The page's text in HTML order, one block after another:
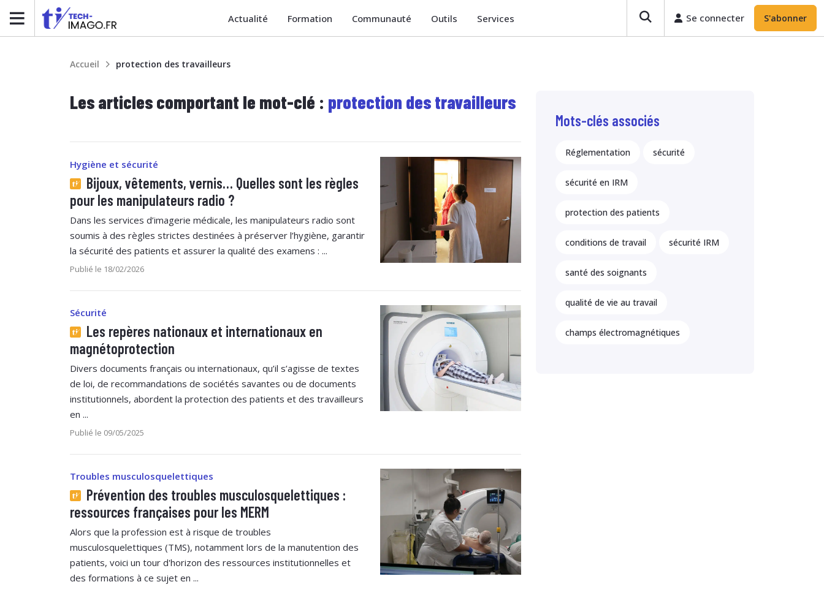
Actualité Formation Communauté Outils Services Se connecter S'abonner
Accueil protection des travailleurs
Les articles comportant le mot-clé : protection des travailleurs
Hygiène et sécurité
Bijoux, vêtements, vernis… Quelles sont les règles
pour les manipulateurs radio ?
Dans les services d’imagerie médicale, les manipulateurs radio sont
soumis à des règles strictes destinées à préserver l’hygiène, garantir
la sécurité des patients et assurer la qualité des examens : ...
Publié le 18/02/2026
Sécurité
Les repères nationaux et internationaux en
magnétoprotection
Divers documents français ou internationaux, qu’il s’agisse de textes
de loi, de recommandations de sociétés savantes ou de documents
institutionnels, abordent la protection des patients et des travailleurs
en ...
Publié le 09/05/2025
Troubles musculosquelettiques
Prévention des troubles musculosquelettiques :
ressources françaises pour les MERM
Alors que la profession est à risque de troubles
musculosquelettiques (TMS), notamment lors de la manutention des
patients, voici un tour d'horizon des ressources institutionnelles et
des formations à ce sujet en ...
Mots-clés associés
Réglementation sécurité
sécurité en IRM
protection des patients
conditions de travail sécurité IRM
santé des soignants
qualité de vie au travail
champs électromagnétiques